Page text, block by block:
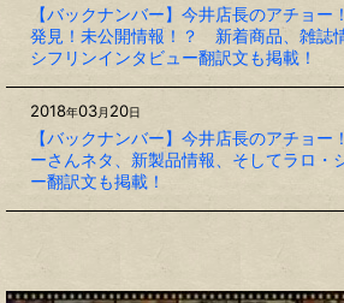
【バックナンバー】今井店長のアチョ
発見！未公開情報！？ 新着商品、雑誌
シフリンインタビュー翻訳文も掲載！
2018年03月 20日
【バックナンバー】今井店長のアチョ
ーさんネタ、新製品情報、そしてラロ・
ー翻訳文も掲載！